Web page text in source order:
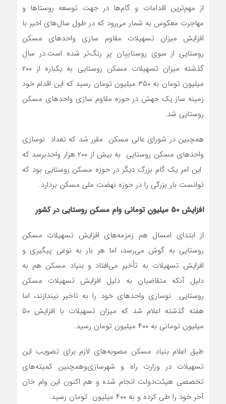
از مهم‌ترین اقدامات و گام‌ها در جهت توسعه روستا‌ها و
مهاجرت معکوس به شمار می‌رود که در طول سال‌های اخیر با
افزایش میزان تسهیلات مقاوم سازی واحد‌های مسکن
روستایی از سوی روستاییان پر رنگ‌تر شده است.در سال
گذشته میزان تسهیلات مسکن روستایی به یکباره از ۲۰۰
میلیون تومان به ۳۵۰ میلیون تومان رسید که این اقدام خود
زمینه ساز یک جهش در حوزه مقاوم سازی واحد‌های مسکن
روستایی شد.
همچنین در شورای عالی مسکن مقرر شد که تعداد نوسازی
واحد‌های مسکن روستایی به بیش از ۲۰۰ هزار واحدبرسد که‌
این امر یک گام بزرگ دیگر در حوزه مسکن روستایی بود که
توانست بار بزرگی را در حوزه نهضت ملی مسکن بردارد.
افزایش ۵۰ میلیون تومانی وام مسکن روستایی در کشور
از ابتدای امسال هم زمزمه‌های افزایش تسهیلات مسکن
روستایی به گوش می‌رسد، اما هر بار به نوعی پیگیری و
افزایش تسهیلات به تأخیر می‌افتاد و بنیاد مسکن هم به
دلیل آنکه متقاضیان به دلیل افزایش تسهیلات مسکن
روستایی نوسازی واحد‌های خود را به تاخیر نیندازند، اما
هفته گذشته اعلام شد که میزان تسهیلات با افزایش ۵۰
میلیون تومانی به ۴۰۰ میلیون تومان رسید.
طبق اعلام بنیاد مسکن مصوبه‌های لازم برای تصویب این
تسهیلات در وزارت راه و شهرسازی‌وهمچنین کمیته‌های
تخصصی هیئت‌دولت انجام شده و هم اکنون این وام خان
آخر خود را طی کرده و به ۴۰۰ میلیون تومان رسید.